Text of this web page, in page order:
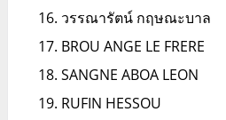
วรรณารัตน์ กฤษณะบาล
BROU ANGE LE FRERE
SANGNE ABOA LEON
RUFIN HESSOU